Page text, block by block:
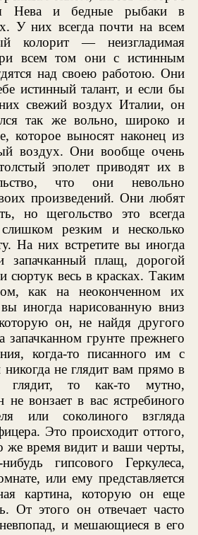
Нева и бедные рыбаки в
У них всегда почти на всем
колорит — неизгладимая
всем том они с истинным
над своею работою. Они
истинный талант, и если бы
свежий воздух Италии, он
так же вольно, широко и
которое выносят наконец из
воздух. Они вообще очень
эполет приводят их в
что они невольно
произведений. Они любят
но щегольство это всегда
резким и несколько
На них встретите вы иногда
запачканный плащ, дорогой
сюртук весь в красках. Таким
как на неоконченном их
иногда нарисованную вниз
он, не найдя другого
запачканном грунте прежнего
когда-то писанного им с
не глядит вам прямо в
глядит, то как-то мутно,
не вонзает в вас ястребиного
или соколиного взгляда
Это происходит оттого,
же время видит и ваши черты,
гипсового Геркулеса,
или ему представляется
картина, которую он еще
От этого он отвечает часто
и мешающиеся в его